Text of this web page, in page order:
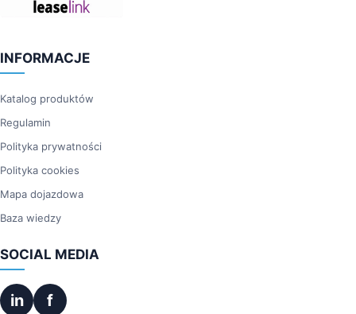
INFORMACJE
Katalog produktów
Regulamin
Polityka prywatności
Polityka cookies
Mapa dojazdowa
Baza wiedzy
SOCIAL MEDIA
in f